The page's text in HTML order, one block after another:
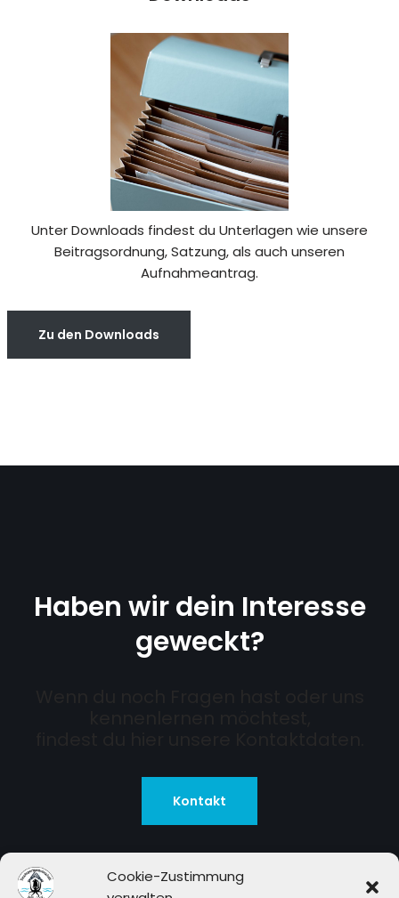
Cookie-Zustimmung
Unter Downloads findest du Unterlagen wie unsere
Beitragsordnung, Satzung, als auch unseren
Aufnahmeantrag.
Zu den Downloads
Haben wir dein Interesse
geweckt?
Kontakt